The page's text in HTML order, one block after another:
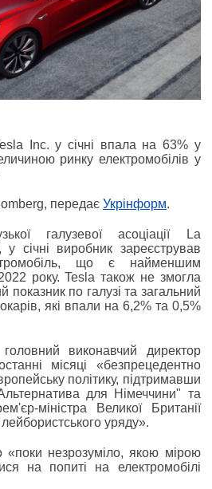
Inc. у січні впала на 63% у
ринку електромобілів у
передає Укрінформ.
галузевої асоціації La
січні виробник зареєстрував
що є найменшим
року. Tesla також не змогла
показник по галузі та загальний
які впали на 6,2% та 0,5%
виконавчий директор
місяці «безпрецедентно
політику, підтримавши
для Німеччини" та
міністра Великої Британії
уряду».
незрозуміло, якою мірою
на попиті на електромобілі